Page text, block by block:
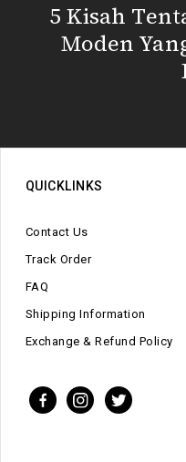
5 Kisah
Moden
QUICKLINKS
Contact Us
Track Order
FAQ
Shipping Information
Exchange & Refund Policy